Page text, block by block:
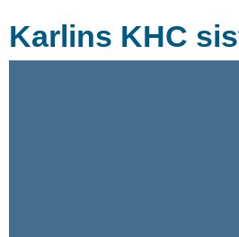
Karlins KHC